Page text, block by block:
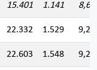
15.401 1.141
22.332 1.529
22.603 1.548